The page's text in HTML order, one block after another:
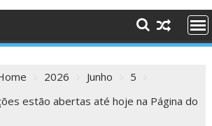
2026 Junho
5
estão abertas até hoje na Página do